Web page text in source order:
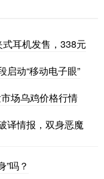
耳机发售，338元
启动“移动电子眼”
场乌鸡价格行情
译情报，双身恶魔
”吗？